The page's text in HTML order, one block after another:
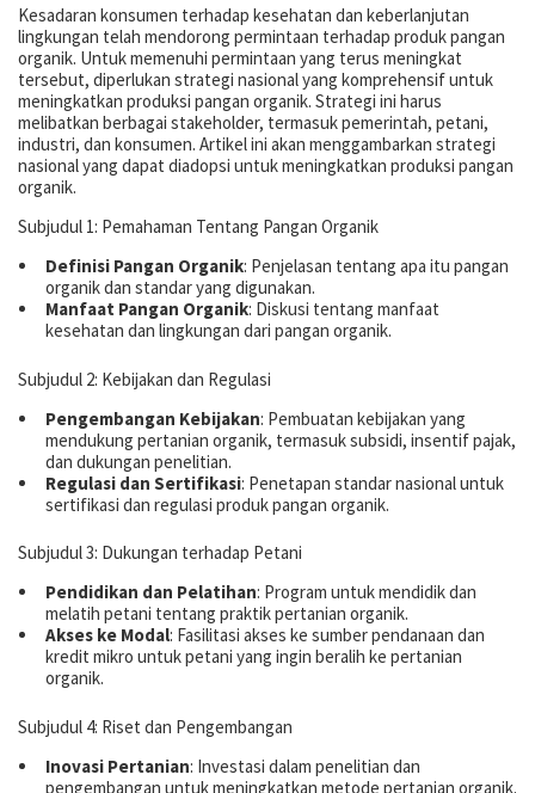
Kesadaran konsumen terhadap kesehatan dan keberlanjutan
lingkungan telah mendorong permintaan terhadap produk pangan
organik. Untuk memenuhi permintaan yang terus meningkat
tersebut, diperlukan strategi nasional yang komprehensif untuk
meningkatkan produksi pangan organik. Strategi ini harus
melibatkan berbagai stakeholder, termasuk pemerintah, petani,
industri, dan konsumen. Artikel ini akan menggambarkan strategi
nasional yang dapat diadopsi untuk meningkatkan produksi pangan
organik.
Subjudul 1: Pemahaman Tentang Pangan Organik
Definisi Pangan Organik: Penjelasan tentang apa itu pangan
organik dan standar yang digunakan.
Manfaat Pangan Organik: Diskusi tentang manfaat
kesehatan dan lingkungan dari pangan organik.
Subjudul 2: Kebijakan dan Regulasi
Pengembangan Kebijakan: Pembuatan kebijakan yang
mendukung pertanian organik, termasuk subsidi, insentif pajak,
dan dukungan penelitian.
Regulasi dan Sertifikasi: Penetapan standar nasional untuk
sertifikasi dan regulasi produk pangan organik.
Subjudul 3: Dukungan terhadap Petani
Pendidikan dan Pelatihan: Program untuk mendidik dan
melatih petani tentang praktik pertanian organik.
Akses ke Modal: Fasilitasi akses ke sumber pendanaan dan
kredit mikro untuk petani yang ingin beralih ke pertanian
organik.
Subjudul 4: Riset dan Pengembangan
Inovasi Pertanian: Investasi dalam penelitian dan
pengembangan untuk meningkatkan metode pertanian organik.